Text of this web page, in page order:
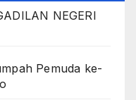
NEGERI
Pemuda ke-